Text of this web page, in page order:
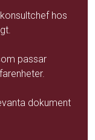
hos
passar
dokument